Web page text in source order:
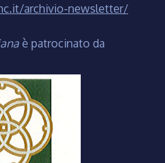
archivio-newsletter/
è patrocinato da